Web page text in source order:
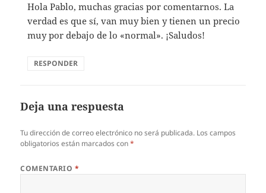
Hola Pablo, muchas gracias por comentarnos. La
verdad es que sí, van muy bien y tienen un precio
muy por debajo de lo «normal». ¡Saludos!
RESPONDER
Deja una respuesta
Tu dirección de correo electrónico no será publicada. Los campos
obligatorios están marcados con*
COMENTARIO *